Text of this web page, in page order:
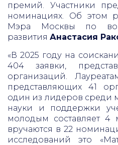
премий. Участники
номинациях. Об этом
Мэра Москвы по
развития Анастасия
«В 2025 году на
404 заявки,
организаций.
представляющих 41
один из лидеров среди
науки и поддержки
молодым составляет
вручаются в 22
исследований это